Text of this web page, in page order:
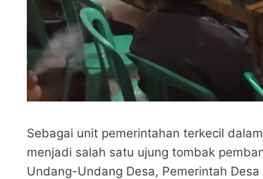
Sebagai unit pemerintahan terkecil
menjadi salah satu ujung tombak
Undang-Undang Desa, Pemerintah